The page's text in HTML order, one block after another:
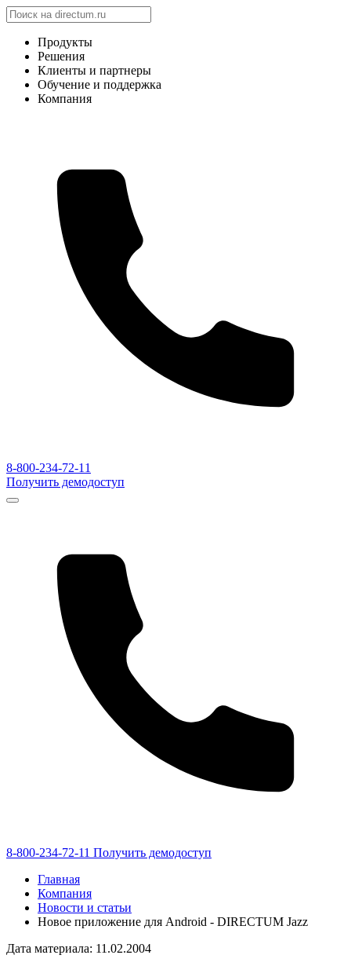
Продукты
Решения
Клиенты и партнеры
Обучение и поддержка
Компания
8-800-234-72-11
Получить демодоступ
8-800-234-72-11 Получить демодоступ
Главная
Компания
Новости и статьи
Новое приложение для Android - DIRECTUM Jazz
Дата материала: 11.02.2004